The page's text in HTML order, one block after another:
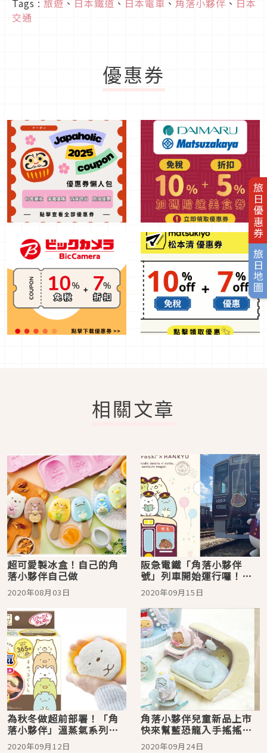
旅日優惠券
旅日地圖
Tags : 旅遊 、 日本鐵道 、 日本電車 、 角落小夥伴 、 日本
交通
優惠券
相關文章
超可愛製冰盒！自己的角
落小夥伴自己做
2020年08月03日
阪急電鐵「角落小夥伴
號」列車開始運行囉！到
明年春季都有機會遇到栗
子站長為你服務
2020年09月15日
為秋冬做超前部署！「角
落小夥伴」溫蒸氣系列商
品讓你暖身又療癒
2020年09月12日
角落小夥伴兒童新品上市
快來幫藍恐龍入手搖搖木
馬椅與新月床！
2020年09月24日